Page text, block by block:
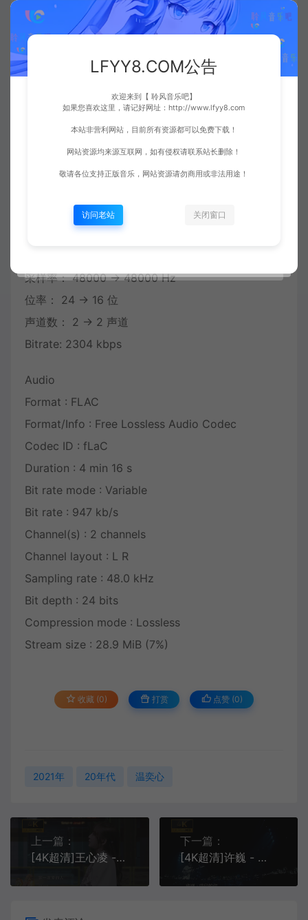
[视频信息]
视频编码： AVC1 – 内置 FFmpeg 解码器(h264,
Thread Frame)
输入尺寸： 3840 × 1600(2.4:1)
输出格式： NV12(12 bits)
输出尺寸： 3840 × 1600(2.4:1)
帧率： 60
音频编码： FLAC Framed(0x1541c5c0) –
采样率： 48000 -> 48000 Hz
位率： 24 -> 16 位
声道数： 2 -> 2 声道
Bitrate: 2304 kbps
Audio
Format : FLAC
Format/Info : Free Lossless Audio Codec
Codec ID : fLaC
Duration : 4 min 16 s
Bit rate mode : Variable
Bit rate : 947 kb/s
Channel(s) : 2 channels
Channel layout : L R
Sampling rate : 48.0 kHz
Bit depth : 24 bits
Compression mode : Lossless
Stream size : 28.9 MiB (7%)
收藏 (0) 打赏 点赞 (0)
2021年 20年代 温奕心
上一篇：
[4K超清]王心凌 - 第一次爱的人[MP4][615M]
下一篇：
[4K超清]许巍 - 曾经的你[MP4][567M]
LFYY8.COM公告
欢迎来到【 聆风音乐吧】
如果您喜欢这里，请记好网址：http://www.lfyy8.com
本站非营利网站，目前所有资源都可以免费下载！
网站资源均来源互联网，如有侵权请联系站长删除！
敬请各位支持正版音乐，网站资源请勿商用或非法用途！
访问老站 关闭窗口